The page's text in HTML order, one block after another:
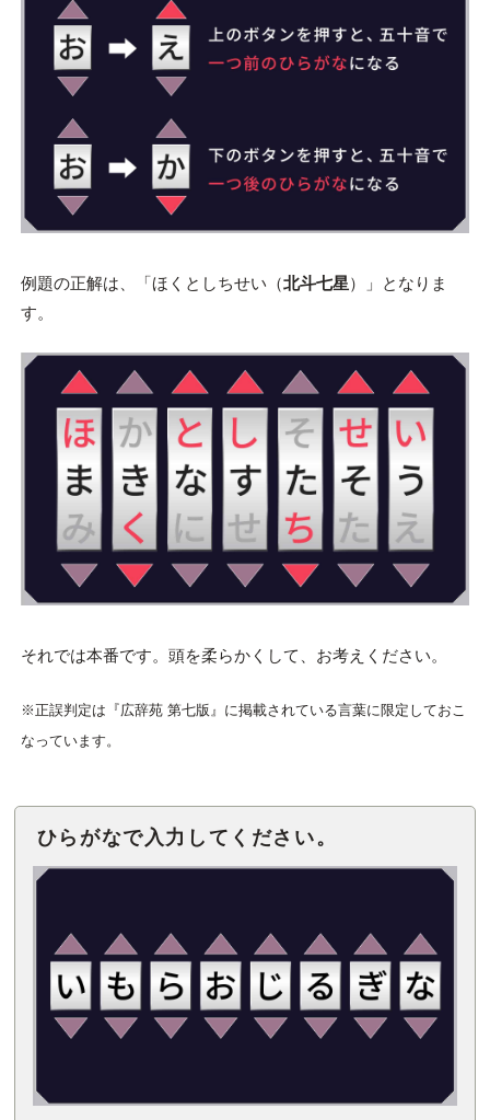
例題の正解は、「ほくとしちせい（北斗七星）」となりま
す。
それでは本番です。頭を柔らかくして、お考えください。
※正誤判定は『広辞苑 第七版』に掲載されている言葉に限定しておこ
なっています。
ひらがなで入力してください。